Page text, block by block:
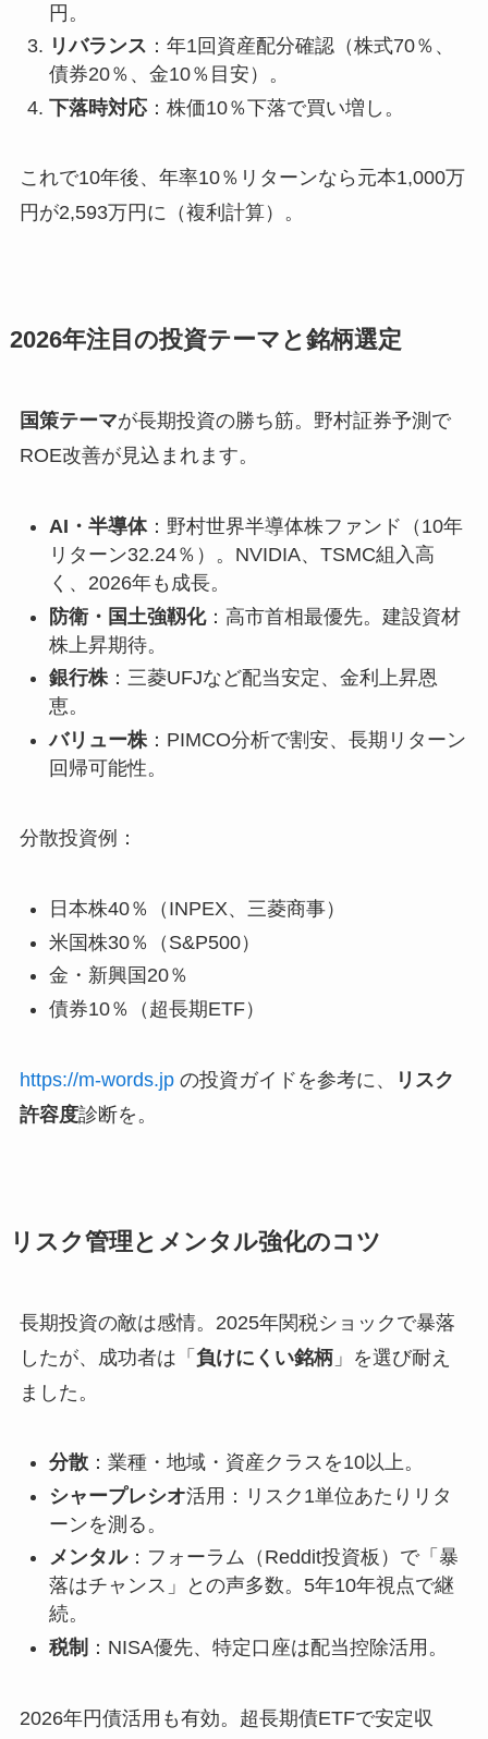
円。
リバランス ：年1回資産配分確認（株式70％、
債券20％、金10％目安）。
下落時対応：株価10％下落で買い増し。
これで10年後、年率10％リターンなら元本1,000万
円が2,593万円に（複利計算）。
2026年注目の投資テーマと銘柄選定
国策テーマが長期投資の勝ち筋。野村証券予測で
ROE改善が見込まれます。
AI・半導体：野村世界半導体株ファンド（10年
リターン32.24％）。NVIDIA、TSMC組入高
く、2026年も成長。
防衛・国土強靱化：高市首相最優先。建設資材
株上昇期待。
銀行株：三菱UFJなど配当安定、金利上昇恩
恵。
バリュー株：PIMCO分析で割安、長期リターン
回帰可能性。
分散投資例：
日本株40％（INPEX、三菱商事）
米国株30％（S&P500）
金・新興国20％
債券10％（超長期ETF）
https://m-words.jpの投資ガイドを参考に、
リスク
許容度診断を。
リスク管理とメンタル強化のコツ
長期投資の敵は感情。2025年関税ショックで暴落
したが、成功者は「 負けにくい銘柄」を選び耐え
ました。
分散：業種・地域・資産クラスを10以上。
シャープレシオ活用：リスク1単位あたりリタ
ーンを測る。
メンタル：フォーラム（Reddit投資板）で「暴
落はチャンス」との声多数。5年10年視点で継
続。
税制 ：NISA優先、特定口座は配当控除活用。
2026年円債活用も有効。超長期債ETFで安定収